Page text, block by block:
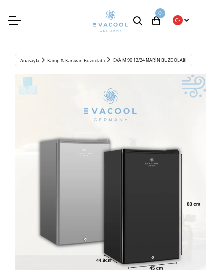
0
Anasayfa Kamp & Karavan Buzdolabı EVA M 90 12/24 MARİN BUZDOLABI